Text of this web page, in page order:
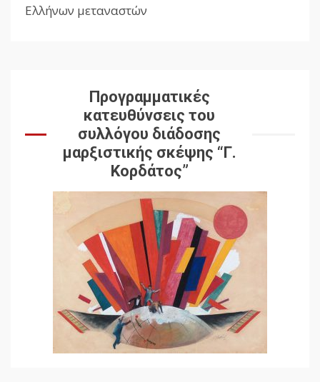
Ελλήνων μεταναστών
Προγραμματικές
κατευθύνσεις του
συλλόγου διάδοσης
μαρξιστικής σκέψης “Γ.
Κορδάτος”